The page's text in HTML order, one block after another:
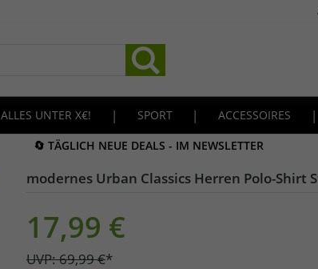
ALLES UNTER X€! | SPORT | ACCESSOIRES |
🔄 TÄGLICH NEUE DEALS - IM NEWSLETTER
modernes Urban Classics Herren Polo-Shirt
17,99 €
UVP:69,99€*